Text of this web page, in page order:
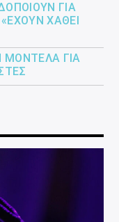
ΓΙΑ
ΧΑΘΕΊ
ΜΟΝΤΈΛΑ ΓΙΑ